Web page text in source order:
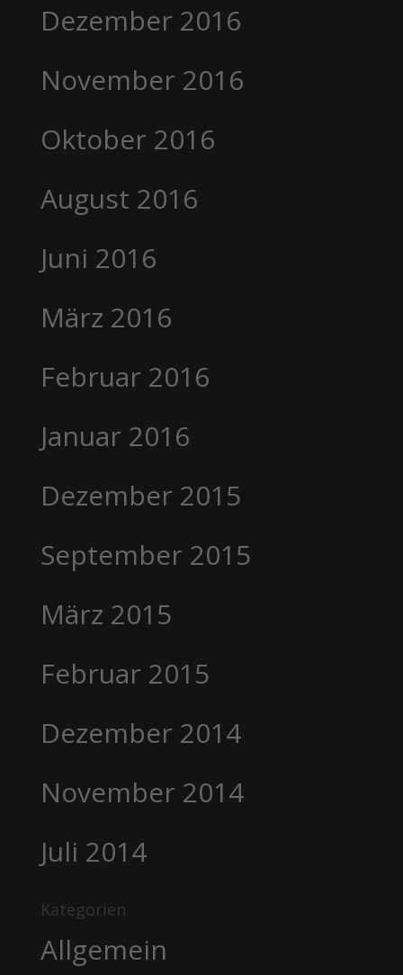
Dezember 2016
November 2016
Oktober 2016
August 2016
Juni 2016
März 2016
Februar 2016
Januar 2016
Dezember 2015
September 2015
März 2015
Februar 2015
Dezember 2014
November 2014
Juli 2014
Kategorien
Allgemein